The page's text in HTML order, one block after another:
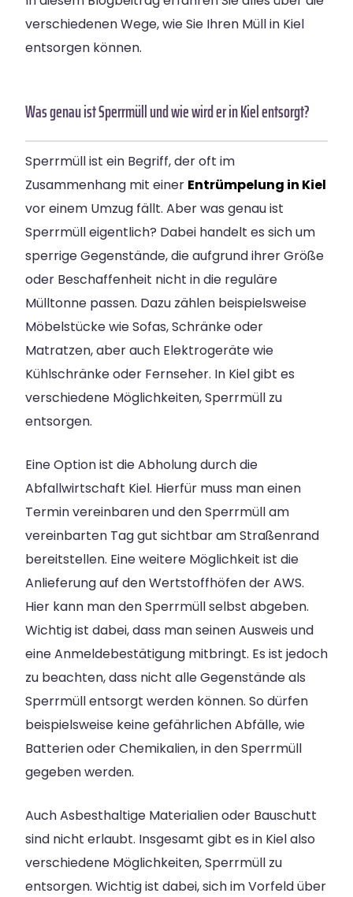
verschiedenen Wege, wie Sie Ihren Müll in Kiel
entsorgen können.
Was genau ist Sperrmüll und wie wird er in Kiel entsorgt?
Sperrmüll ist ein Begriff, der oft im
Zusammenhang mit einer Entrümpelung in Kiel
vor einem Umzug fällt. Aber was genau ist
Sperrmüll eigentlich? Dabei handelt es sich um
sperrige Gegenstände, die aufgrund ihrer Größe
oder Beschaffenheit nicht in die reguläre
Mülltonne passen. Dazu zählen beispielsweise
Möbelstücke wie Sofas, Schränke oder
Matratzen, aber auch Elektrogeräte wie
Kühlschränke oder Fernseher. In Kiel gibt es
verschiedene Möglichkeiten, Sperrmüll zu
entsorgen.
Eine Option ist die Abholung durch die
Abfallwirtschaft Kiel. Hierfür muss man einen
Termin vereinbaren und den Sperrmüll am
vereinbarten Tag gut sichtbar am Straßenrand
bereitstellen. Eine weitere Möglichkeit ist die
Anlieferung auf den Wertstoffhöfen der AWS.
Hier kann man den Sperrmüll selbst abgeben.
Wichtig ist dabei, dass man seinen Ausweis und
eine Anmeldebestätigung mitbringt. Es ist jedoch
zu beachten, dass nicht alle Gegenstände als
Sperrmüll entsorgt werden können. So dürfen
beispielsweise keine gefährlichen Abfälle, wie
Batterien oder Chemikalien, in den Sperrmüll
gegeben werden.
Auch Asbesthaltige Materialien oder Bauschutt
sind nicht erlaubt. Insgesamt gibt es in Kiel also
verschiedene Möglichkeiten, Sperrmüll zu
entsorgen. Wichtig ist dabei, sich im Vorfeld über